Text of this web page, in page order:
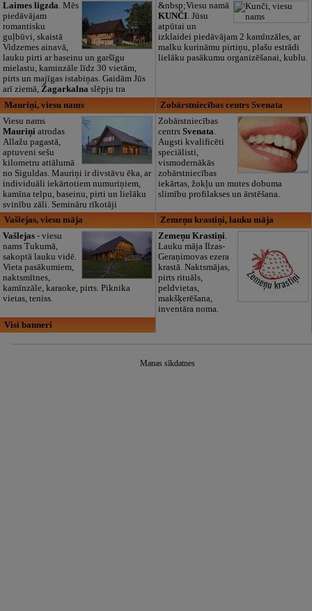
Laimes ligzda. Mēs
piedāvājam
romantisku
guļbūvi, skaistā
Vidzemes ainavā,
lauku pirti ar baseinu un garšīgu
mielastu, kaminzāle līdz 30 vietām,
pirts un majīgas istabiņas. Gaidām Jūs
arī ziemā, Žagarkalna slēpju tra
&nbsp;Viesu namā
KUNČI. Jūsu
atpūtai un
izklaidei piedāvājam 2 kamīnzāles, ar
malku kurināmu pirtiņu, plašu estrādi
lielāku pasākumu organizēšanai, kublu.
Mauriņi, viesu nams
Viesu nams
Mauriņi atrodas
Allažu pagastā,
aptuveni sešu
kilometru attālumā
no Siguldas. Mauriņi ir divstāvu ēka, ar
individuāli iekārtotiem numuriņiem,
kamīna telpu, baseinu, pirti un lielāku
svinību zāli. Semināru rīkotāji
Zobārstniecības centrs Svenata
Zobārstniecības
centrsSvenata
Augsti kvalificēti
speciālisti,
vismodernākās
zobārstniecības
iekārtas, žokļu un mutes dobuma
slimību profilakses un ārstēšana.
Vašlejas, viesu māja
Vašlejas- viesu
nams Tukumā,
sakoptā lauku vidē.
Vieta pasākumiem,
naktsmītnes,
kamīnzāle, karaoke, pirts. Piknika
vietas, teniss.
Zemeņu krastiņi, lauku māja
Zemeņu Krastiņi.
Lauku māja Ilzas-
Geraņimovas ezera
krastā. Naktsmājas,
pirts rituāls,
peldvietas,
makšķerēšana,
inventāra noma.
Visi banneri
Manas sīkdatnes